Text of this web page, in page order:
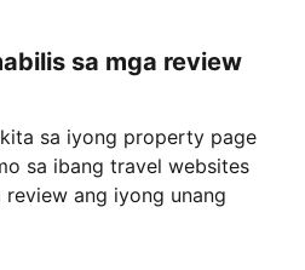
sa mga review
sa iyong property page
sa ibang travel websites
ang iyong unang